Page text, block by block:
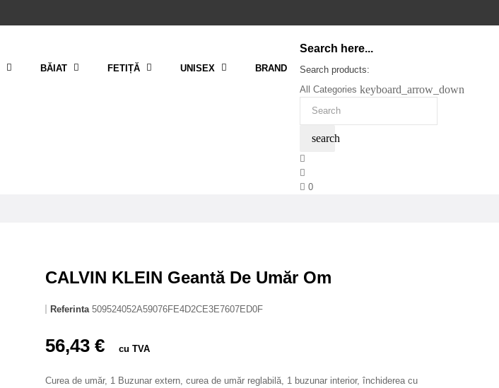
BĂIAT FETIȚĂ UNISEX BRAND
Search here...
Search products:
All Categories keyboard_arrow_down
search
0
CALVIN KLEIN Geantă De Umăr Om
Referinta 509524052A59076FE4D2CE3E7607ED0F
56,43 € cu TVA
Curea de umăr, 1 Buzunar extern, curea de umăr reglabilă, 1 buzunar interior, închiderea cu